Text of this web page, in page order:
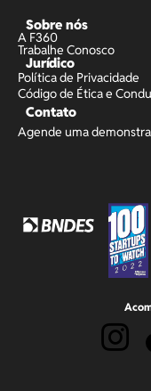
Sobre nós
A F360
Trabalhe Conosco
Jurídico
Política de Privacidade
Código de Ética e
Contato
Agende uma